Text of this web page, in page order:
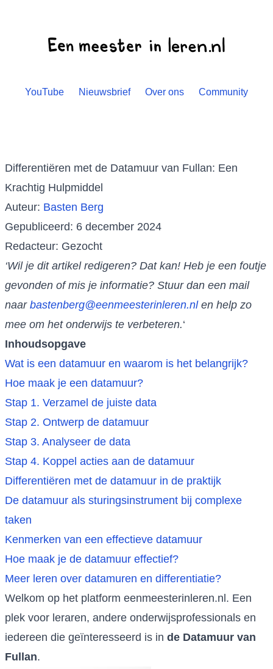
YouTube Nieuwsbrief Over ons Community
Differentiëren met de Datamuur van Fullan: Een
Krachtig Hulpmiddel
Auteur: Basten Berg
Gepubliceerd: 6 december 2024
Redacteur: Gezocht
‘Wil je dit artikel redigeren? Dat kan! Heb je een foutje
gevonden of mis je informatie? Stuur dan een mail
naar bastenberg@eenmeesterinleren.nlen help zo
mee om het onderwijs te verbeteren.‘
Inhoudsopgave
Wat is een datamuur en waarom is het belangrijk?
Hoe maak je een datamuur?
Stap 1. Verzamel de juiste data
Stap 2. Ontwerp de datamuur
Stap 3. Analyseer de data
Stap 4. Koppel acties aan de datamuur
Differentiëren met de datamuur in de praktijk
De datamuur als sturingsinstrument bij complexe
taken
Kenmerken van een effectieve datamuur
Hoe maak je de datamuur effectief?
Meer leren over datamuren en differentiatie?
Welkom op het platform eenmeesterinleren.nl. Een
plek voor leraren, andere onderwijsprofessionals en
iedereen die geïnteresseerd is in de Datamuur van
Fullan.